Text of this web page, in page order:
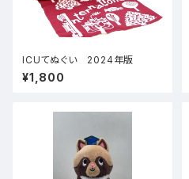
ICUてぬぐい 2024年版
¥1,800